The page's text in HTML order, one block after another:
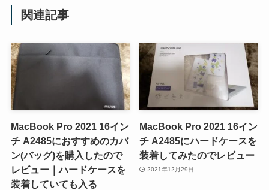
関連記事
MacBook Pro 2021 16イン
チ A2485におすすめのカバ
ン(バッグ)を購入したので
レビュー｜ハードケースを
装着していても入る
MacBook Pro 2021 16イン
チ A2485にハードケースを
装着してみたのでレビュー
2021年12月29日